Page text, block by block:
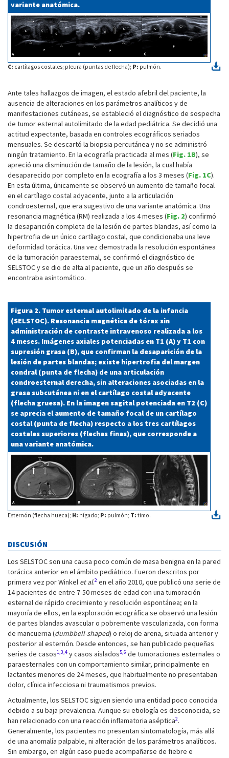
variante anatómica.
C: cartílagos costales; pleura (puntas de flecha); P: pulmón.
Ante tales hallazgos de imagen, el estado afebril del paciente, la
ausencia de alteraciones en los parámetros analíticos y de
manifestaciones cutáneas, se estableció el diagnóstico de sospecha
de tumor esternal autolimitado de la edad pediátrica. Se decidió una
actitud expectante, basada en controles ecográficos seriados
mensuales. Se descartó la biopsia percutánea y no se administró
ningún tratamiento. En la ecografía practicada al mes (Fig. 1B), se
apreció una disminución de tamaño de la lesión, la cual había
desaparecido por completo en la ecografía a los 3 meses (Fig. 1C).
En esta última, únicamente se observó un aumento de tamaño focal
en el cartílago costal adyacente, junto a la articulación
condroesternal, que era sugestivo de una variante anatómica. Una
resonancia magnética (RM) realizada a los 4 meses (Fig. 2) confirmó
la desaparición completa de la lesión de partes blandas, así como la
hipertrofia de un único cartílago costal, que condicionaba una leve
deformidad torácica. Una vez demostrada la resolución espontánea
de la tumoración paraesternal, se confirmó el diagnóstico de
SELSTOC y se dio de alta al paciente, que un año después se
encontraba asintomático.
Figura 2. Tumor esternal autolimitado de la infancia
(SELSTOC). Resonancia magnética de tórax sin
administración de contraste intravenoso realizada a los
4 meses. Imágenes axiales potenciadas en T1 (A) y T1 con
supresión grasa (B), que confirman la desaparición de la
lesión de partes blandas; existe hipertrofia del margen
condral (punta de flecha) de una articulación
condroesternal derecha, sin alteraciones asociadas en la
grasa subcutánea ni en el cartílago costal adyacente
(flecha gruesa). En la imagen sagital potenciada en T2 (C)
se aprecia el aumento de tamaño focal de un cartílago
costal (punta de flecha) respecto a los tres cartílagos
costales superiores (flechas finas), que corresponde a
una variante anatómica.
Esternón (flecha hueca); H: hígado; P: pulmón; T: timo.
DISCUSIÓN
Los SELSTOC son una causa poco común de masa benigna en la pared
torácica anterior en el ámbito pediátrico. Fueron descritos por
primera vez por Winkel et al.2 en el año 2010, que publicó una serie de
14 pacientes de entre 7-50 meses de edad con una tumoración
esternal de rápido crecimiento y resolución espontánea; en la
mayoría de ellos, en la exploración ecográfica se observó una lesión
de partes blandas avascular o pobremente vascularizada, con forma
de mancuerna (dumbbell-shaped) o reloj de arena, situada anterior y
posterior al esternón. Desde entonces, se han publicado pequeñas
series de casos1,3,4 y casos aislados5,6 de tumoraciones esternales o
paraesternales con un comportamiento similar, principalmente en
lactantes menores de 24 meses, que habitualmente no presentaban
dolor, clínica infecciosa ni traumatismos previos.
Actualmente, los SELSTOC siguen siendo una entidad poco conocida
debido a su baja prevalencia. Aunque su etiología es desconocida, se
han relacionado con una reacción inflamatoria aséptica2.
Generalmente, los pacientes no presentan sintomatología, más allá
de una anomalía palpable, ni alteración de los parámetros analíticos.
Sin embargo, en algún caso puede acompañarse de fiebre e